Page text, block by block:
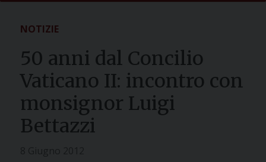
NOTIZIE
50 anni dal Concilio
Vaticano II: incontro con
monsignor Luigi
Bettazzi